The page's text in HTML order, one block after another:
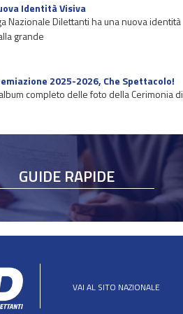
Identità Visiva
Nazionale Dilettanti ha una nuova identità
grande
2025-2026, Che Spettacolo!
completo delle foto della Cerimonia di
GUIDE RAPIDE
VAI AL SITO NAZIONALE